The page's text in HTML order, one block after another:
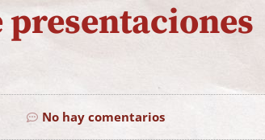
No hay comentarios